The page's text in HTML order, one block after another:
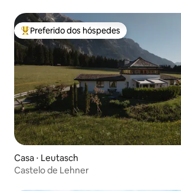
Entre os melhores preferidos dos hóspedes
Preferido dos hóspedes
Casa ⋅ Leutasch
Castelo de Lehner